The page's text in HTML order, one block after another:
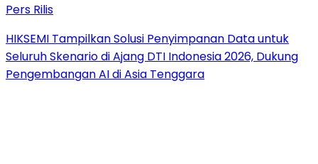
Pers Rilis
HIKSEMI Tampilkan Solusi Penyimpanan Data untuk
Seluruh Skenario di Ajang DTI Indonesia 2026, Dukung
Pengembangan AI di Asia Tenggara